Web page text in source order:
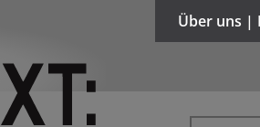
Über uns |